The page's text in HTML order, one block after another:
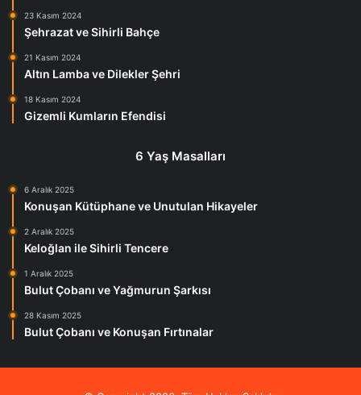
23 Kasım 2024
Şehrazat ve Sihirli Bahçe
21 Kasım 2024
Altın Lamba ve Dilekler Şehri
18 Kasım 2024
Gizemli Kumların Efendisi
6 Yaş Masalları
6 Aralık 2025
Konuşan Kütüphane ve Unutulan Hikayeler
2 Aralık 2025
Keloğlan ile Sihirli Tencere
1 Aralık 2025
Bulut Çobanı ve Yağmurun Şarkısı
28 Kasım 2025
Bulut Çobanı ve Konuşan Fırtınalar